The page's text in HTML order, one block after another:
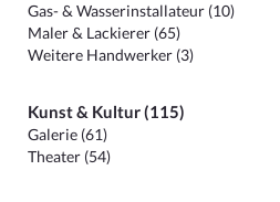
Gas- & Wasserinstallateur (10)
Maler & Lackierer (65)
Weitere Handwerker (3)
Kunst & Kultur (115)
Galerie (61)
Theater (54)